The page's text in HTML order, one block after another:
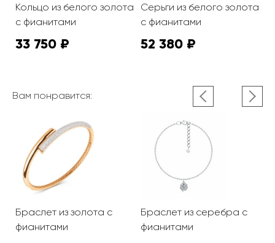
Кольцо из белого золота
с фианитами
33 750 ₽
Серьги из белого золота
с фианитами
52 380 ₽
Вам понравится:
Браслет из золота с
фианитами
Браслет из серебра с
фианитами